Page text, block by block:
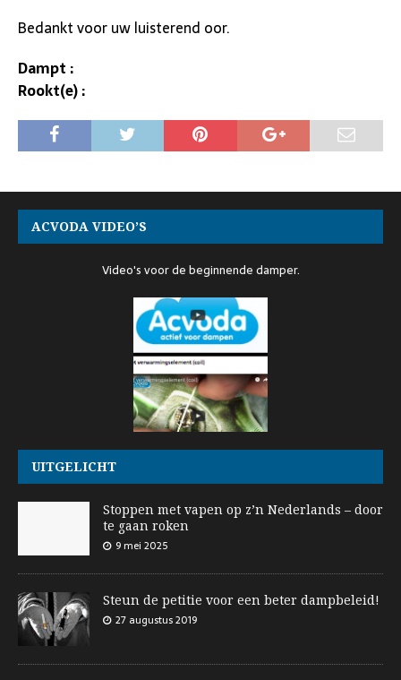
Bedankt voor uw luisterend oor.
Dampt :
Rookt(e) :
ACVODA VIDEO’S
Video's voor de beginnende damper.
UITGELICHT
Stoppen met vapen op z’n Nederlands – door
te gaan roken
9 mei 2025
Steun de petitie voor een beter dampbeleid!
27 augustus 2019